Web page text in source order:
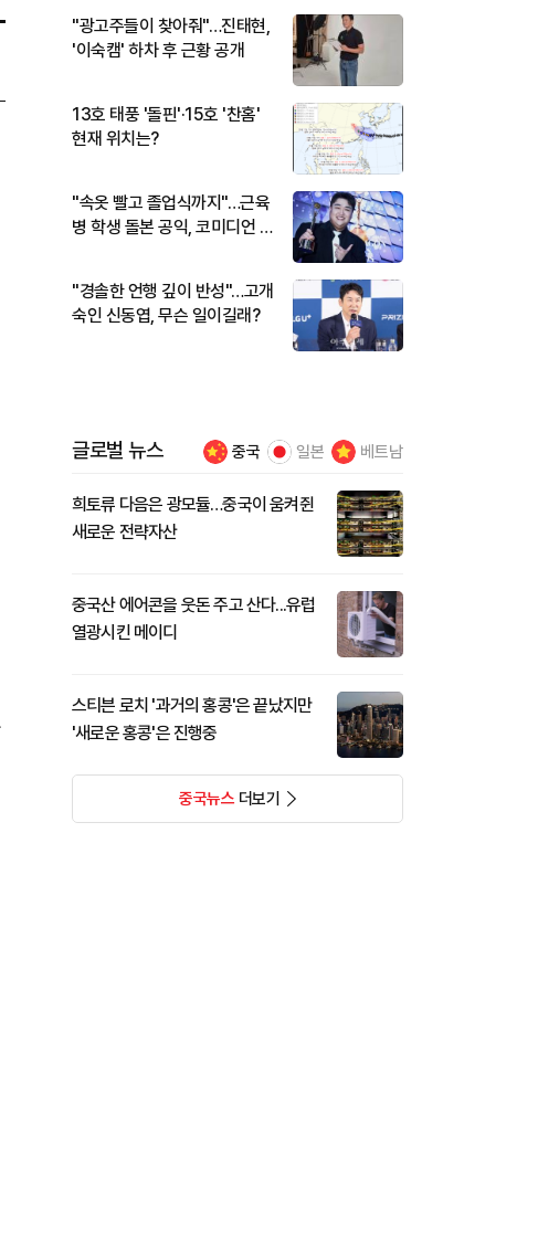
"광고주들이 찾아줘"…진태현,
'이숙캠' 하차 후 근황 공개
13호 태풍 '돌핀'·15호 '찬홈'
현재 위치는?
"속옷 빨고 졸업식까지"…근육
병 학생 돌본 공익, 코미디언 김
"경솔한 언행 깊이 반성"…고개
숙인 신동엽, 무슨 일이길래?
글로벌 뉴스 중국 일본 베트남
희토류 다음은 광모듈…중국이 움켜쥔
새로운 전략자산
중국산 에어콘을 웃돈 주고 산다...유럽
열광시킨 메이디
스티븐 로치 '과거의 홍콩'은 끝났지만
'새로운 홍콩'은 진행중
중국뉴스더보기